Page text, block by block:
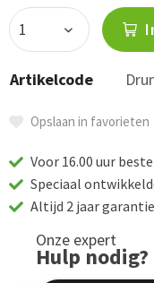
Artikelcode
Opslaan in favorieten
Voor 16.00 uur
Speciaal
Altijd 2 jaar garantie
Onze expert
Hulp nodig?